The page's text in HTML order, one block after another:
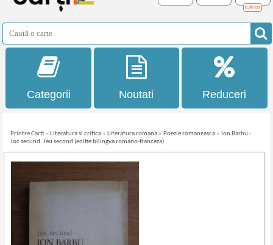
0,00 Lei
Categorii Noutati Reduceri
Printre Carti » Literatura si critica » Literatura romana » Poezie romaneasca » Ion Barbu -
Joc secund. Jeu second (editie bilingva romano-franceza)